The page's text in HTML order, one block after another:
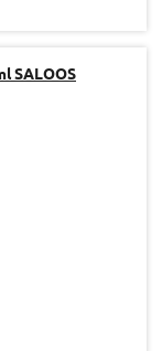
SALOOS